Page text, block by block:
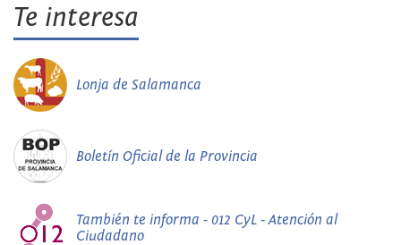
Te interesa
Lonja de Salamanca
Boletín Oficial de la Provincia
También te informa - 012 CyL - Atención al
Ciudadano